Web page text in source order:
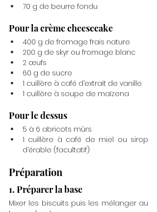
70 g de beurre fondu
Pour la crème cheesecake
400 g de fromage frais nature
200 g de skyr ou fromage blanc
2 œufs
60 g de sucre
1 cuillère à café d’extrait de vanille
1 cuillère à soupe de maïzena
Pour le dessus
5 à 6 abricots mûrs
1 cuillère à café de miel ou sirop
d’érable (facultatif)
Préparation
1. Préparer la base
Mixer les biscuits puis les mélanger au